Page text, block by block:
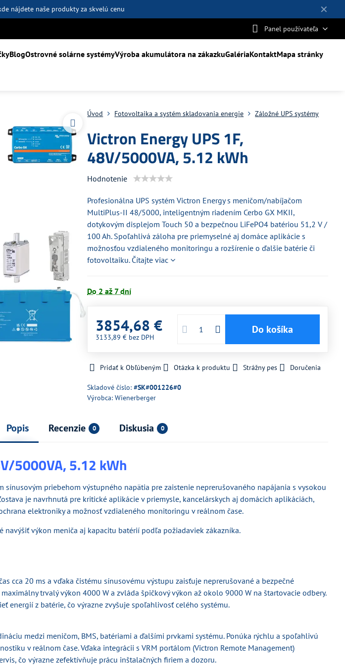
✕
nájdete naše produkty za skvelú cenu
Panel používateľa
BlogOstrovné solárne systémyVýroba akumulátora na zákazkuGalériaKontaktMapa stránky
Úvod Fotovoltaika a systém skladovania energie Záložné UPS systémy
Victron Energy UPS 1F,
48V/5000VA, 5.12 kWh
Hodnotenie
Profesionálna UPS systém Victron Energy s meničom/nabíjačom
MultiPlus-II 48/5000, inteligentným riadením Cerbo GX MKII,
dotykovým displejom Touch 50 a bezpečnou LiFePO4 batériou 51,2 V /
100 Ah. Spoľahlivá záloha pre priemyselné aj domáce aplikácie s
možnosťou vzdialeného monitoringu a rozšírenie o ďalšie batérie či
fotovoltaiku. Čítajte viac
Do 2 až 7 dní
3854,68 €
3133,89 € bez DPH
Do košíka
Pridať k Obľúbeným Otázka k produktu Strážny pes Doručenia
Skladové číslo:#SK#001226#0
Výrobca:Wienerberger
Popis Recenzie 0 Diskusia 0
5000VA, 5.12 kWh
sínusovým priebehom výstupného napätia pre zaistenie neprerušovaného napájania s vysokou
je navrhnutá pre kritické aplikácie v priemysle, kancelárskych aj domácich aplikáciách,
elektroniky a možnosť vzdialeného monitoringu v reálnom čase.
navýšiť výkon meniča aj kapacitu batérií podľa požiadaviek zákazníka.
cca 20 ms a vďaka čistému sínusovému výstupu zaisťuje neprerušované a bezpečné
trvalý výkon 4000 W a zvláda špičkový výkon až okolo 9000 W na štartovacie odbery.
energií z batérie, čo výrazne zvyšuje spoľahlivosť celého systému.
medzi meničom, BMS, batériami a ďalšími prvkami systému. Ponúka rýchlu a spoľahlivú
v reálnom čase. Vďaka integrácii s VRM portálom (Victron Remote Management)
čo výrazne zefektívňuje prácu inštalačných firiem a dozoru.